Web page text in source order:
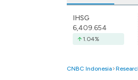
IHSG
6,409.654
1.04%
CNBC Indonesia